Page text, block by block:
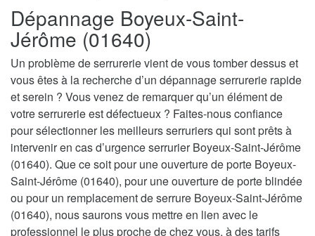
Dépannage Boyeux-Saint-
Jérôme (01640)
Un problème de serrurerie vient de vous tomber dessus et
vous êtes à la recherche d’un dépannage serrurerie rapide
et serein ? Vous venez de remarquer qu’un élément de
votre serrurerie est défectueux ? Faites-nous confiance
pour sélectionner les meilleurs serruriers qui sont prêts à
intervenir en cas d’urgence serrurier Boyeux-Saint-Jérôme
(01640). Que ce soit pour une ouverture de porte Boyeux-
Saint-Jérôme (01640), pour une ouverture de porte blindée
ou pour un remplacement de serrure Boyeux-Saint-Jérôme
(01640), nous saurons vous mettre en lien avec le
professionnel le plus proche de chez vous, à des tarifs